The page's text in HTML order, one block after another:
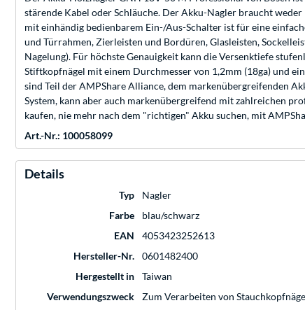
stärende Kabel oder Schläuche. Der Akku-Nagler braucht
mit einhändig bedienbarem Ein-/Aus-Schalter ist für eine
und Türrahmen, Zierleisten und Bordüren, Glasleisten,
Nagelung). Für höchste Genauigkeit kann die Versenktiefe
Stiftkopfnägel mit einem Durchmesser von 1,2mm (18ga) und
sind Teil der AMPShare Alliance, dem markenübergreifenden
System, kann aber auch markenübergreifend mit zahlreichen
kaufen, nie mehr nach dem "richtigen" Akku suchen, mit
Art.-Nr.: 100058099
Details
Typ
Nagler
Farbe
blau/schwarz
EAN
4053423252613
Hersteller-Nr.
0601482400
Hergestellt in
Taiwan
Verwendungszweck
Zum Verarbeiten von